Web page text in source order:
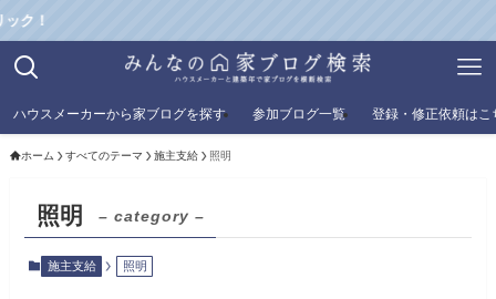
ク！
ハウスメーカーから家ブログを探す 参加ブログ一覧 登録・修正依頼はこ
ホーム すべてのテーマ 施主支給 照明
照明 – category –
施主支給 照明